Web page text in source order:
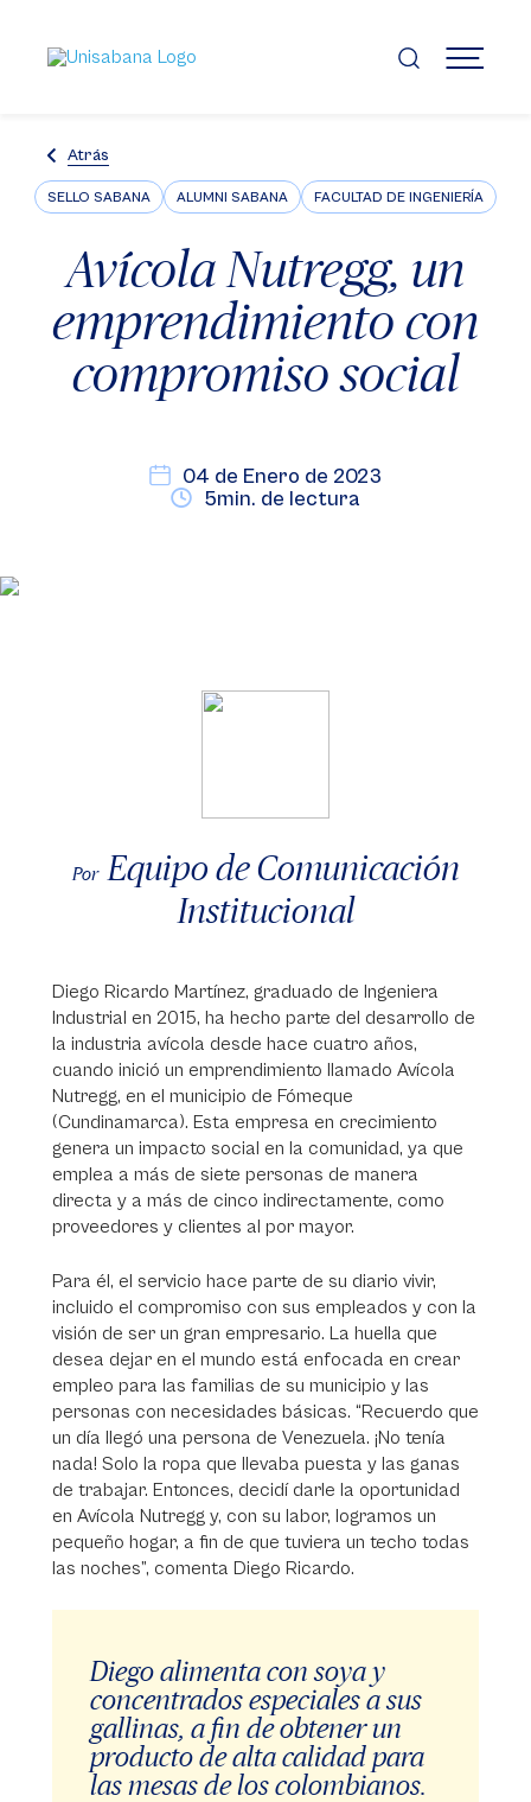
contenido
principal
MENÚ
Atrás
SELLO SABANA ALUMNI SABANA FACULTAD DE INGENIERÍA
Avícola Nutregg, un
emprendimiento con
compromiso social
04 de Enero de 2023
5min. de lectura
Por Equipo de Comunicación
Institucional
Diego Ricardo Martínez, graduado de Ingeniera
Industrial en 2015, ha hecho parte del desarrollo de
la industria avícola desde hace cuatro años,
cuando inició un emprendimiento llamado Avícola
Nutregg, en el municipio de Fómeque
(Cundinamarca). Esta empresa en crecimiento
genera un impacto social en la comunidad, ya que
emplea a más de siete personas de manera
directa y a más de cinco indirectamente, como
proveedores y clientes al por mayor.
Para él, el servicio hace parte de su diario vivir,
incluido el compromiso con sus empleados y con la
visión de ser un gran empresario. La huella que
desea dejar en el mundo está enfocada en crear
empleo para las familias de su municipio y las
personas con necesidades básicas. “Recuerdo que
un día llegó una persona de Venezuela. ¡No tenía
nada! Solo la ropa que llevaba puesta y las ganas
de trabajar. Entonces, decidí darle la oportunidad
en Avícola Nutregg y, con su labor, logramos un
pequeño hogar, a fin de que tuviera un techo todas
las noches”, comenta Diego Ricardo.
Diego alimenta con soya y
concentrados especiales a sus
gallinas, a fin de obtener un
producto de alta calidad para
las mesas de los colombianos.